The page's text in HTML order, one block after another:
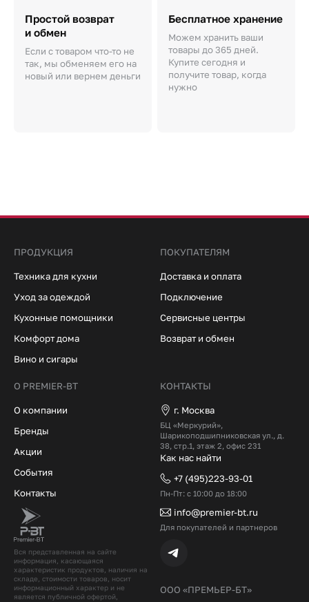
Простой возврат
и обмен
Если с товаром что-то не
так, мы обменяем его на
новый или вернем деньги
Бесплатное хранение
Можем хранить ваши
товары до 365 дней.
Купите сегодня и
получите товар, когда
нужно
Вся представленная на сайте
информация, касающаяся
характеристик продуктов, наличия на
складе, стоимости товаров, носит
информационный характер и не
является публичной офертой,
ООО «ПРЕМЬЕР-БТ»
ПРОДУКЦИЯ
Техника для кухни
Уход за одеждой
Кухонные помощники
Комфорт дома
Вино и сигары
ПОКУПАТЕЛЯМ
Доставка и оплата
Подключение
Сервисные центры
Возврат и обмен
О PREMIER-BT
О компании
Бренды
Акции
События
Контакты
КОНТАКТЫ
г. Москва
БЦ «Меркурий»,
Шарикоподшипниковская ул., д.
38, стр.1, этаж 2, офис 231
Как нас найти
+7 (495)223-93-01
Пн-Пт: с 10:00 до 18:00
info@premier-bt.ru
Для покупателей и партнеров